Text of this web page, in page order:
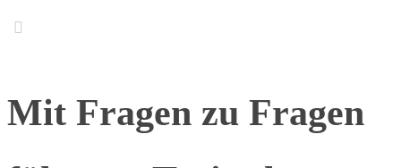
Mit Fragen zu Fragen